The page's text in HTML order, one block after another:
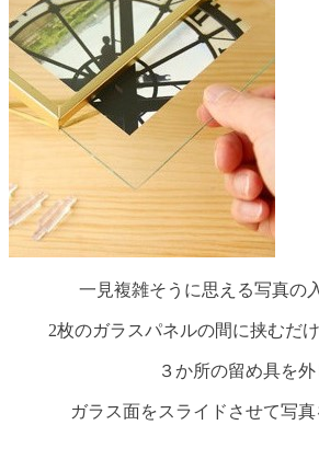
一見複雑そうに思える写真の
2枚のガラスパネルの間に挟むだ
３か所の留め具を外
ガラス面をスライドさせて写真